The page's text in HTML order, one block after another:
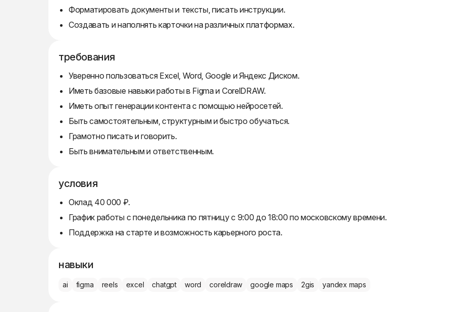
Форматировать документы и тексты, писать инструкции.
Создавать и наполнять карточки на различных платформах.
требования
Уверенно пользоваться Excel, Word, Google и Яндекс Диском.
Иметь базовые навыки работы в Figma и CorelDRAW.
Иметь опыт генерации контента с помощью нейросетей.
Быть самостоятельным, структурным и быстро обучаться.
Грамотно писать и говорить.
Быть внимательным и ответственным.
условия
Оклад 40 000 ₽.
График работы с понедельника по пятницу с 9:00 до 18:00 по московскому времени.
Поддержка на старте и возможность карьерного роста.
навыки
ai figma reels excel chatgpt word coreldraw google maps 2gis yandex maps